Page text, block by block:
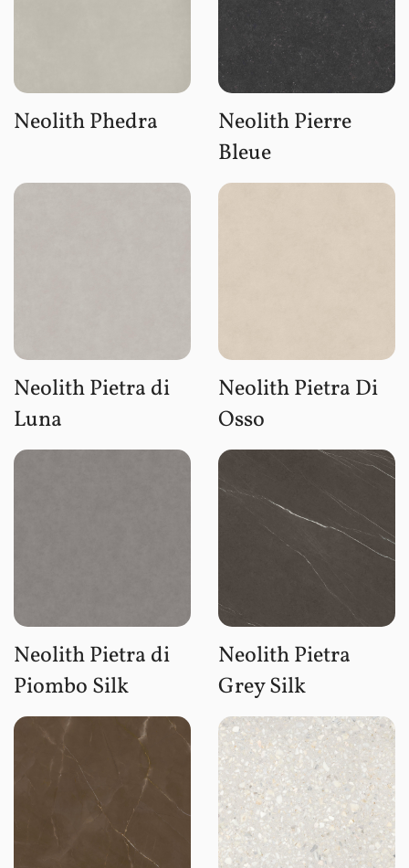
Neolith Phedra
Neolith Pierre
Bleue
Neolith Pietra di
Luna
Neolith Pietra Di
Osso
Neolith Pietra di
Piombo Silk
Neolith Pietra
Grey Silk